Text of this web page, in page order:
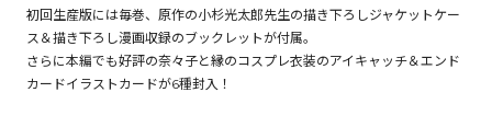
コミックパルフェ
初回生産版には毎巻、原作の小杉光太郎先生の描き下ろしジャケットケー
ス＆描き下ろし漫画収録のブックレットが付属。
さらに本編でも好評の奈々子と縁のコスプレ衣装のアイキャッチ＆エンド
カードイラストカードが6種封入！